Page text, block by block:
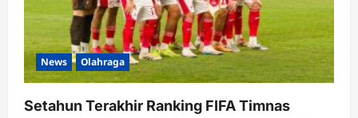
News Olahraga
Setahun Terakhir Ranking FIFA Timnas